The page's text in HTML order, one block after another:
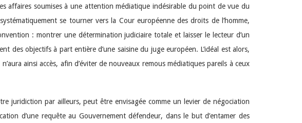
affaires soumises à une attention médiatique indésirable du point de vue du
se tourner vers la Cour européenne des droits de l’homme,
: montrer une détermination judiciaire totale et laisser le lecteur d’un
des objectifs à part entière d’une saisine du juge européen. L’idéal est alors,
ainsi accès, afin d’éviter de nouveaux remous médiatiques pareils à ceux
juridiction par ailleurs, peut être envisagée comme un levier de négociation
d’une requête au Gouvernement défendeur, dans le but d’entamer des